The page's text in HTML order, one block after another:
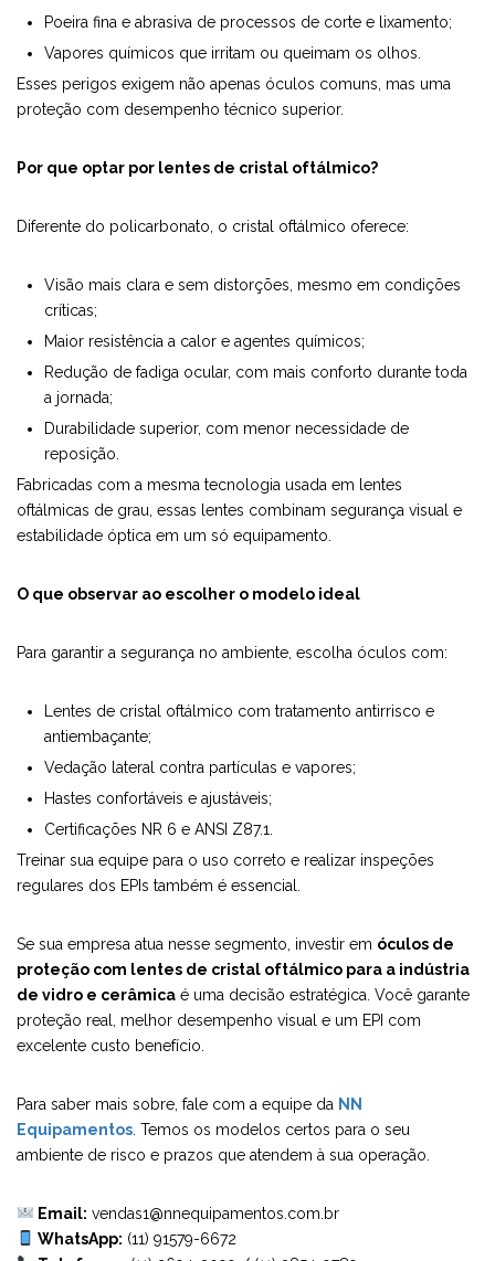
Poeira fina e abrasiva de processos de corte e lixamento;
Vapores químicos que irritam ou queimam os olhos.
Esses perigos exigem não apenas óculos comuns, mas uma
proteção com desempenho técnico superior.
Por que optar por lentes de cristal oftálmico?
Diferente do policarbonato, o cristal oftálmico oferece:
Visão mais clara e sem distorções, mesmo em condições
críticas;
Maior resistência a calor e agentes químicos;
Redução de fadiga ocular, com mais conforto durante toda
a jornada;
Durabilidade superior, com menor necessidade de
reposição.
Fabricadas com a mesma tecnologia usada em lentes
oftálmicas de grau, essas lentes combinam segurança visual e
estabilidade óptica em um só equipamento.
O que observar ao escolher o modelo ideal
Para garantir a segurança no ambiente, escolha óculos com:
Lentes de cristal oftálmico com tratamento antirrisco e
antiembaçante;
Vedação lateral contra partículas e vapores;
Hastes confortáveis e ajustáveis;
Certificações NR 6 e ANSI Z87.1.
Treinar sua equipe para o uso correto e realizar inspeções
regulares dos EPIs também é essencial.
Se sua empresa atua nesse segmento, investir em óculos de
proteção com lentes de cristal oftálmico para a indústria
de vidro e cerâmica é uma decisão estratégica. Você garante
proteção real, melhor desempenho visual e um EPI com
excelente custo benefício.
Para saber mais sobre, fale com a equipe da NN
Equipamentos . Temos os modelos certos para o seu
ambiente de risco e prazos que atendem à sua operação.
Email: vendas1@nnequipamentos.com.br
WhatsApp: (11) 91579-6672